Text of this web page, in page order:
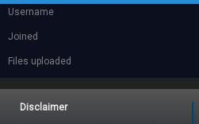
Username
Joined
Files uploaded
Disclaimer